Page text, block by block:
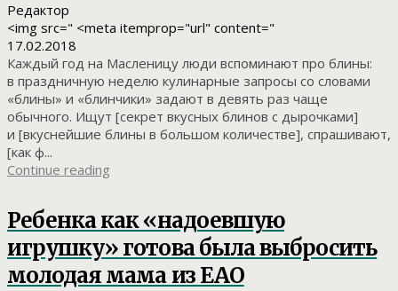
Редактор
<img src=" <meta itemprop="url" content="
17.02.2018
Каждый год на Масленицу люди вспоминают про блины:
в праздничную неделю кулинарные запросы со словами
«блины» и «блинчики» задают в девять раз чаще
обычного. Ищут [секрет вкусных блинов с дырочками]
и [вкуснейшие блины в большом количестве], спрашивают,
[как ф...
Continue reading
Ребенка как «надоевшую
игрушку» готова была выбросить
молодая мама из ЕАО